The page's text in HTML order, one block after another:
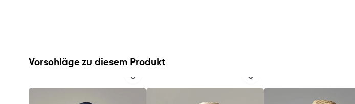
Vorschläge zu diesem Produkt